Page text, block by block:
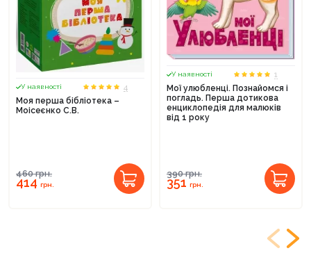
У наявності
4
Моя перша бібліотека –
Моісеєнко С.В.
460грн.
414грн.
У наявності
1
Мої улюбленці. Познайомся і
погладь. Перша дотикова
енциклопедія для малюків
від 1 року
390грн.
351грн.